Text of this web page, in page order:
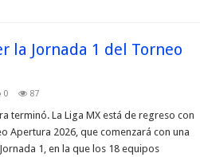
la Jornada 1 del Torneo
0 87
terminó. La Liga MX está de regreso con
Apertura 2026, que comenzará con una
1, en la que los 18 equipos